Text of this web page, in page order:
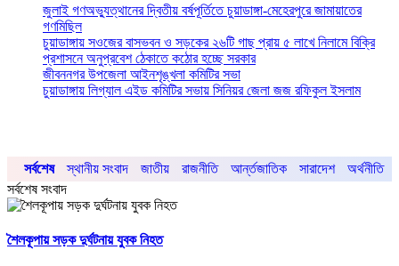
জুলাই গণঅভ্যুত্থানের দ্বিতীয় বর্ষপূর্তিতে চুয়াডাঙ্গা-মেহেরপুরে জামায়াতের
গণমিছিল
চুয়াডাঙ্গায় সওজের বাসভবন ও সড়কের ২৬টি গাছ প্রায় ৫ লাখে নিলামে বিক্রি
প্রশাসনে অনুপ্রবেশ ঠেকাতে কঠোর হচ্ছে সরকার
জীবননগর উপজেলা আইনশৃঙ্খলা কমিটির সভা
চুয়াডাঙ্গায় লিগ্যাল এইড কমিটির সভায় সিনিয়র জেলা জজ রফিকুল ইসলাম
সর্বশেষ স্থানীয় সংবাদ জাতীয় রাজনীতি আর্ন্তজাতিক সারাদেশ অর্থনীতি
সর্বশেষ সংবাদ
শৈলকূপায় সড়ক দুর্ঘটনায় যুবক নিহত